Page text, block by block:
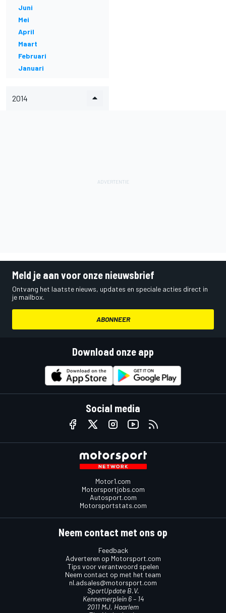
Juni
Mei
April
Maart
Februari
Januari
2014
Meld je aan voor onze nieuwsbrief
Ontvang het laatste nieuws, updates en speciale acties direct in
je mailbox.
ABONNEER
Download onze app
Social media
Motor1.com
Motorsportjobs.com
Autosport.com
Motorsportstats.com
Neem contact met ons op
Feedback
Adverteren op Motorsport.com
Tips voor verantwoord spelen
Neem contact op met het team
nl.adsales@motorsport.com
SportUpdate B.V.
Kennemerplein 6 – 14
2011 MJ, Haarlem